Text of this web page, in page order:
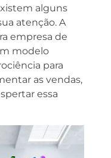
alguns
atenção. A
empresa de
modelo
para
as vendas,
essa